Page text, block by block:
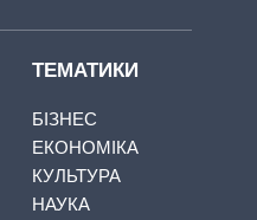
ТЕМАТИКИ
БІЗНЕС
ЕКОНОМІКА
КУЛЬТУРА
НАУКА